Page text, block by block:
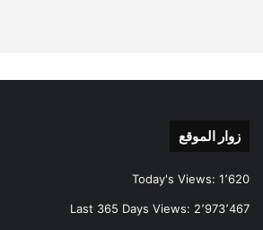
زوار الموقع
Today's Views: 1٬620
Last 365 Days Views: 2٬973٬467